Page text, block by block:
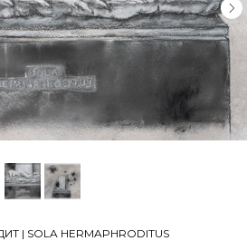
SOLA HERMAPHRODITUS